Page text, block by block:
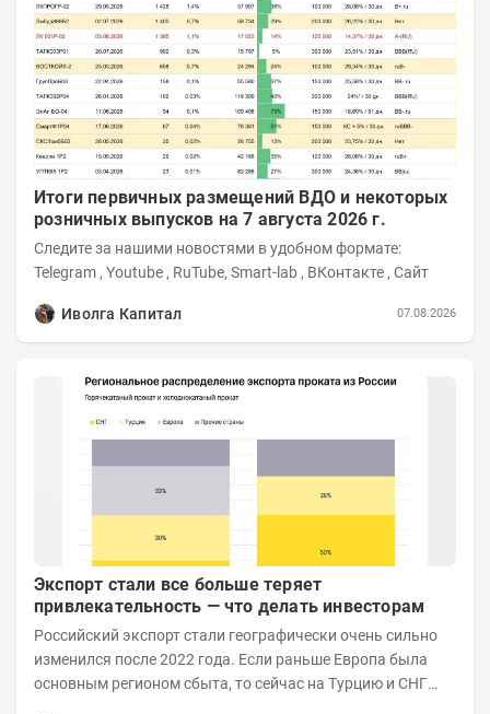
Итоги первичных размещений ВДО и некоторых
розничных выпусков на 7 августа 2026 г.
Следите за нашими новостями в удобном формате:
Telegram , Youtube , RuTube, Smart-lab , ВКонтакте , Сайт
Иволга Капитал 07.08.2026
Экспорт стали все больше теряет
привлекательность — что делать инвесторам
Российский экспорт стали географически очень сильно
изменился после 2022 года. Если раньше Европа была
основным регионом сбыта, то сейчас на Турцию и СНГ